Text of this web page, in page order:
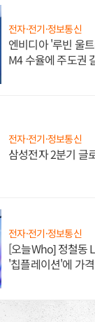
전자·전기·정보통신
엔비디아 '루빈 울
M4 수율에 주도권
전자·전기·정보통신
삼성전자 2분기 글
전자·전기·정보통신
[오늘Who] 정철동
'칩플레이션'에 가